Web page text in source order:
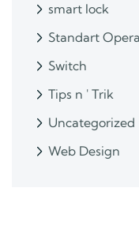
smart lock
Standart
Switch
Tips n ' Trik
Uncategorized
Web Design